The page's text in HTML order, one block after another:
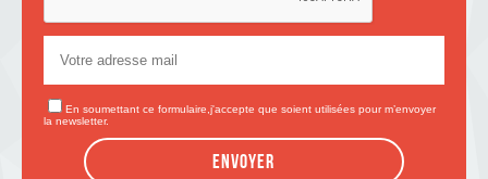
En soumettant ce formulaire,j'accepte que soient utilisées pour m’envoyer
la newsletter.
Envoyer